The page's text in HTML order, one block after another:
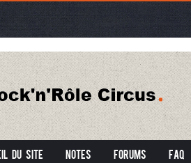
du site Notes Forums FAQ